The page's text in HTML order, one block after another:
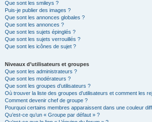
Que sont les smileys ?
Puis-je publier des images ?
Que sont les annonces globales ?
Que sont les annonces ?
Que sont les sujets épinglés ?
Que sont les sujets verrouillés ?
Que sont les icônes de sujet ?
Niveaux d’utilisateurs et groupes
Que sont les administrateurs ?
Que sont les modérateurs ?
Que sont les groupes d’utilisateurs ?
Où trouver la liste des groupes d’utilisateurs et comment les
Comment devenir chef de groupe ?
Pourquoi certains membres apparaissent dans une couleur
Qu’est-ce qu’un « Groupe par défaut » ?